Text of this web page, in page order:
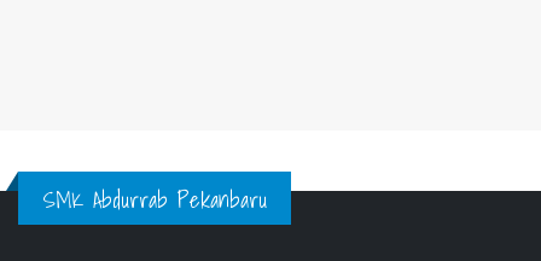
SMK Abdurrab Pekanbaru